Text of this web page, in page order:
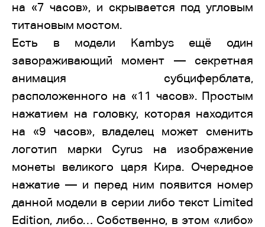
на «7 часов», и скрывается под угловым
титановым мостом.
Есть в модели Kambys ещё один
завораживающий момент — секретная
анимация субциферблата,
расположенного на «11 часов». Простым
нажатием на головку, которая находится
на «9 часов», владелец может сменить
логотип марки Cyrus на изображение
монеты великого царя Кира. Очередное
нажатие — и перед ним появится номер
данной модели в серии либо текст Limited
Edition, либо… Собственно, в этом «либо»